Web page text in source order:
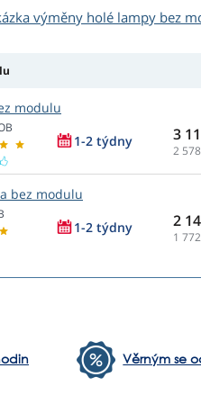
výměny holé lampy bez
modulu
1-2 týdny 3
2 578
bez modulu
1-2 týdny 2
1 772
Věrným se